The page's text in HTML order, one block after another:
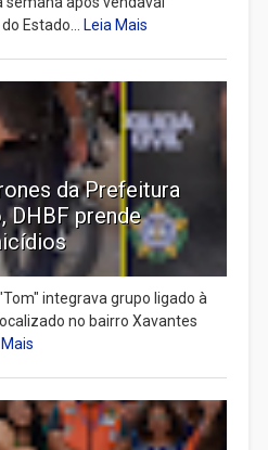
Estado...
Leia Mais
da Prefeitura
DHBF prende
integrava grupo ligado à
no bairro Xavantes